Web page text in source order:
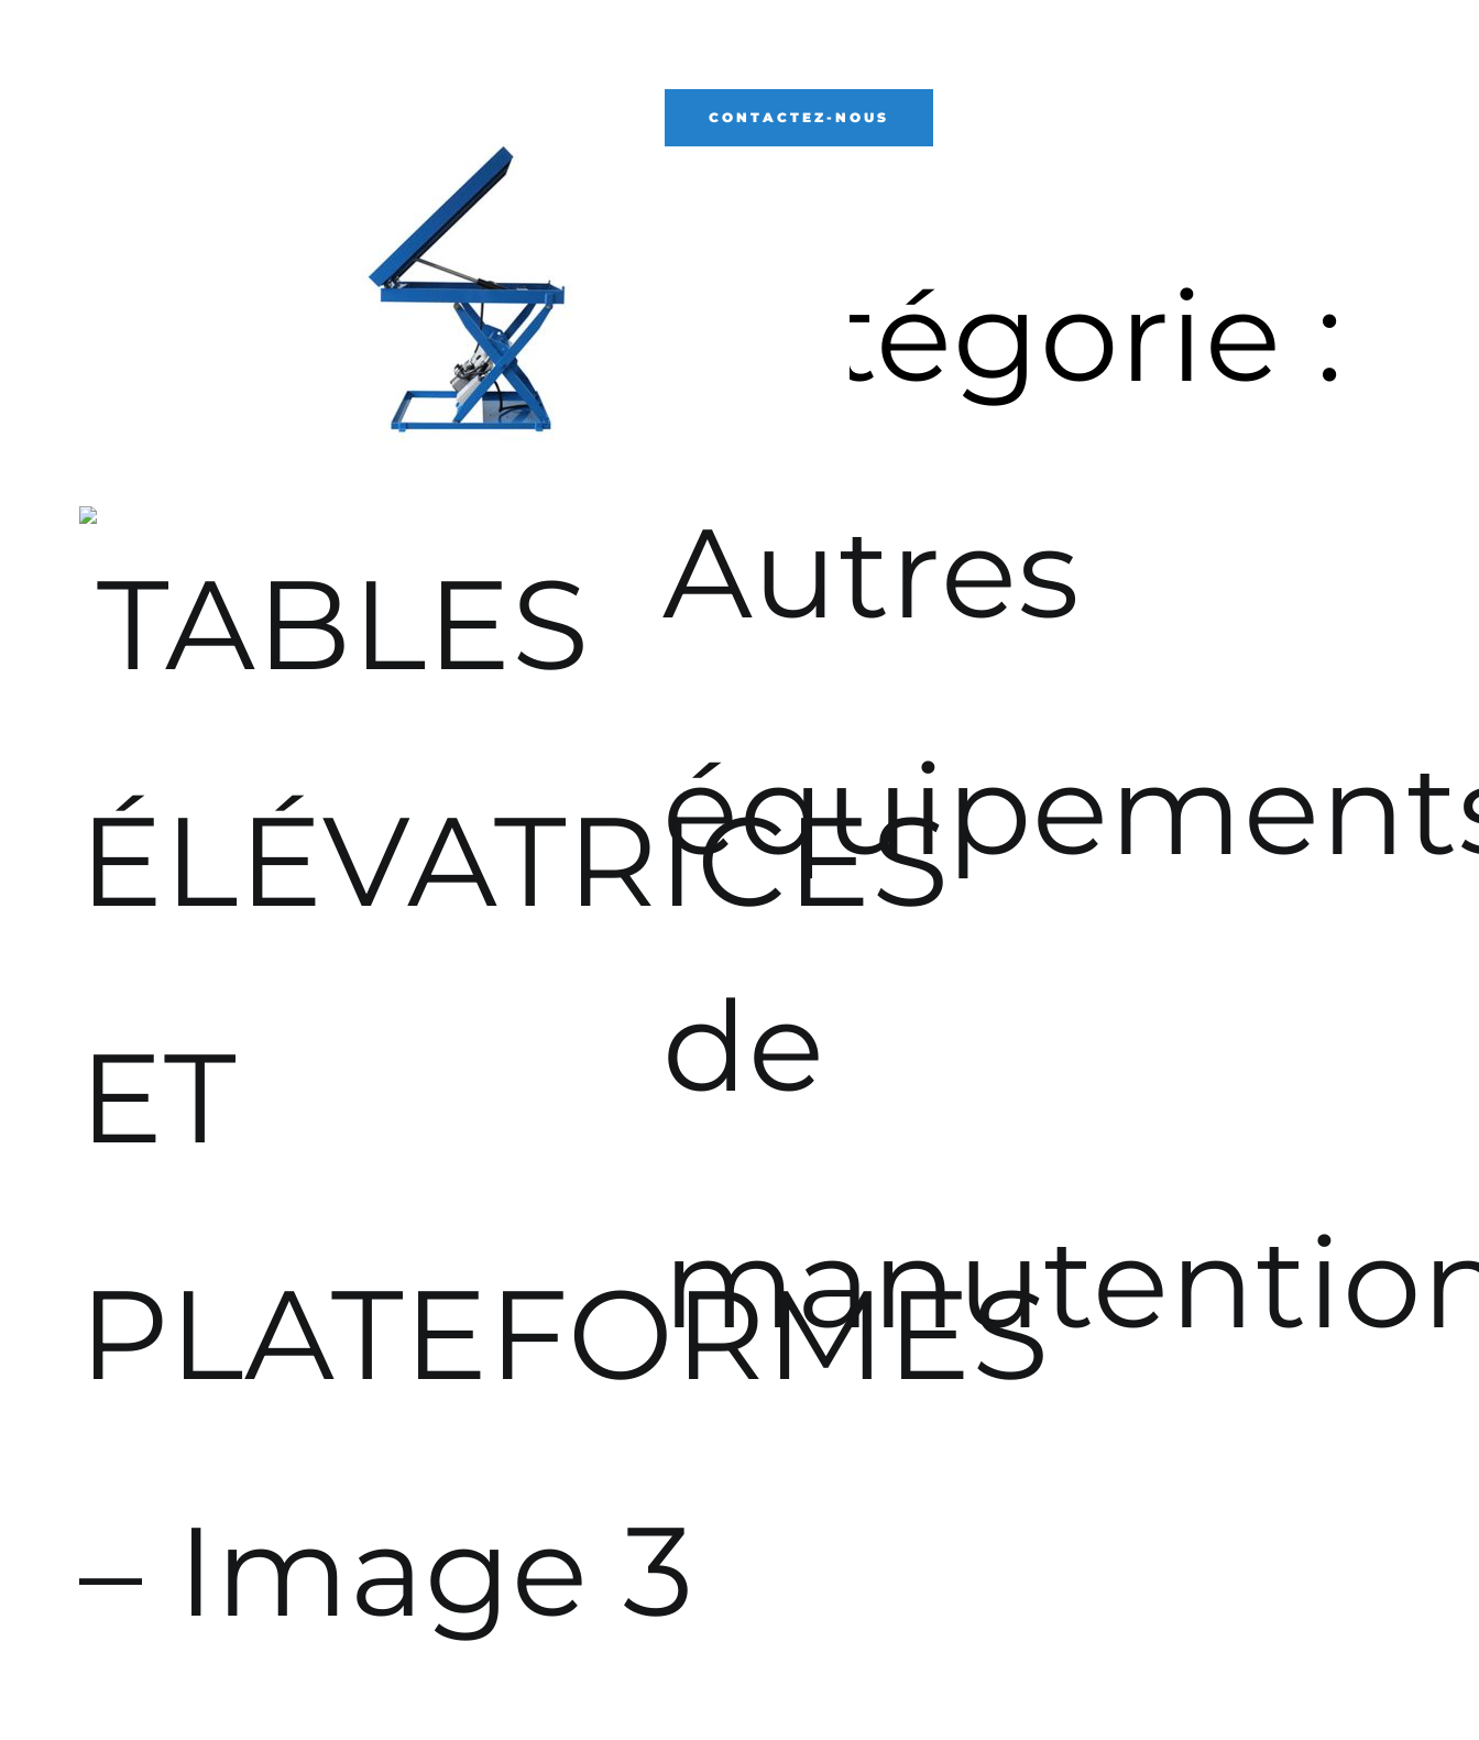
CONTACTEZ-NOUS
Catégorie :
Autres
de